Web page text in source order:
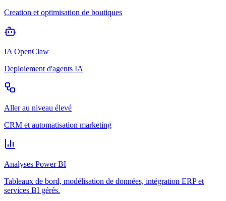
Creation et optimisation de boutiques
IA OpenClaw
Deploiement d'agents IA
Aller au niveau élevé
CRM et automatisation marketing
Analyses Power BI
Tableaux de bord, modélisation de données, intégration ERP et
services BI gérés.